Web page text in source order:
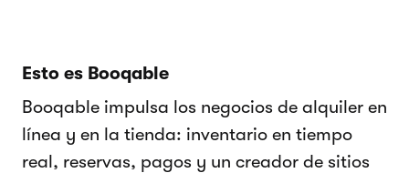
Esto es Booqable
Booqable impulsa los negocios de alquiler en
línea y en la tienda: inventario en tiempo
real, reservas, pagos y un creador de sitios